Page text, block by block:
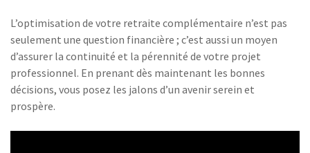
L’optimisation de votre retraite complémentaire n’est pas
seulement une question financière ; c’est aussi un moyen
d’assurer la continuité et la pérennité de votre projet
professionnel. En prenant dès maintenant les bonnes
décisions, vous posez les jalons d’un avenir serein et
prospère.